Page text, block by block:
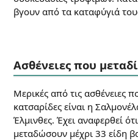
βγουν από τα καταφύγιά
Ασθένειες που
Μερικές από τις ασθένειες
κατσαρίδες είναι η
Έλμινθες. Έχει αναφερθεί
μεταδώσουν μέχρι 33 είδη